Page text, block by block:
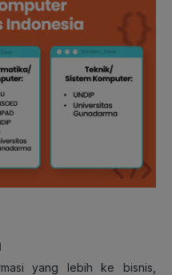
yang lebih ke bisnis,